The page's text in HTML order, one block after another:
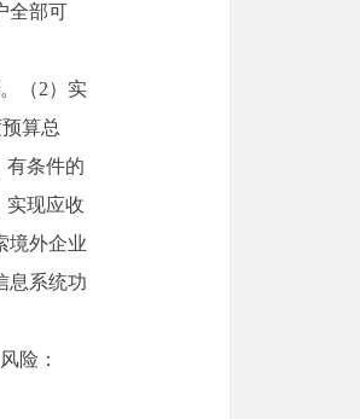
全部可
（2）实
算总
有条件的
实现应收
境外企业
息系统功
险：